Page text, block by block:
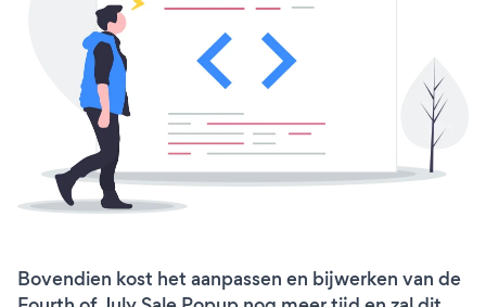
Bovendien kost het aanpassen en bijwerken van de